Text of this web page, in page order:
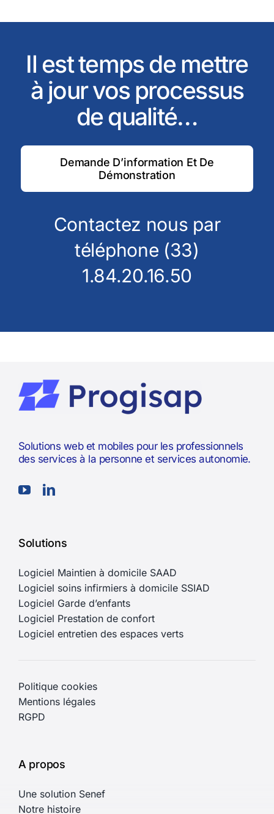
Il est temps de mettre
à jour vos processus
de qualité…
Demande D’information Et De
Démonstration
Contactez nous par
téléphone (33)
1.84.20.16.50
Solutions web et mobiles pour les professionnels
des services à la personne et services autonomie.
Solutions
Logiciel Maintien à domicile SAAD
Logiciel soins infirmiers à domicile SSIAD
Logiciel Garde d’enfants
Logiciel Prestation de confort
Logiciel entretien des espaces verts
Politique cookies
Mentions légales
RGPD
A propos
Une solution Senef
Notre histoire